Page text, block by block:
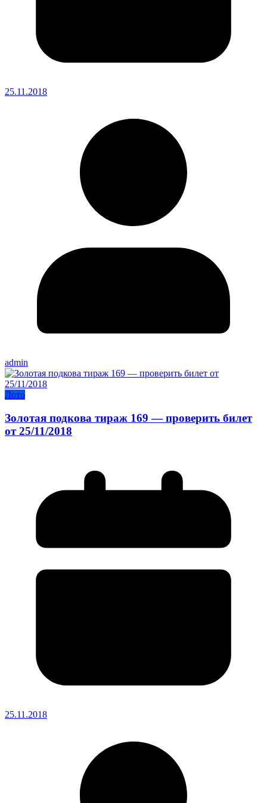
25.11.2018
admin
Лото
Золотая подкова тираж 169 — проверить билет
от 25/11/2018
25.11.2018